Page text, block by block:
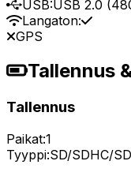
USB:USB 2.0
Langaton:
GPS
Tallennus
Tallennus
Paikat:1
Tyyppi:SD/SDHC/